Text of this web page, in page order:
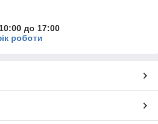
до 17:00
роботи